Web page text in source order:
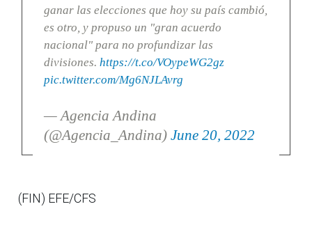
ganar las elecciones que hoy su país cambió,
es otro, y propuso un "gran acuerdo
nacional" para no profundizar las
divisiones. https://t.co/VOypeWG2gz
pic.twitter.com/Mg6NJLAvrg
— Agencia Andina
(@Agencia_Andina) June 20, 2022
(FIN) EFE/CFS